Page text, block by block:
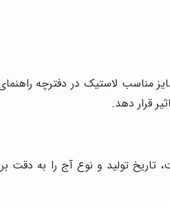
مناسب لاستیک در دفترچه
قرار دهد.
تولید و نوع آج را به دقت